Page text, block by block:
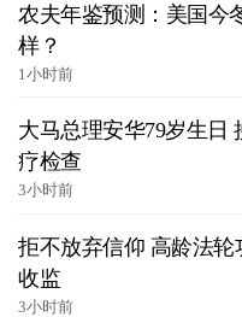
农夫年鉴预测：美国今
样？
1小时前
大马总理安华79岁生日
疗检查
3小时前
拒不放弃信仰 高龄法轮
收监
3小时前